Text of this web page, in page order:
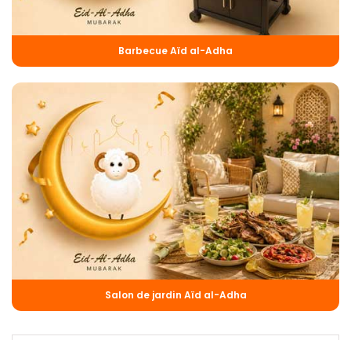
Barbecue Aïd al-Adha
Salon de jardin Aïd al-Adha